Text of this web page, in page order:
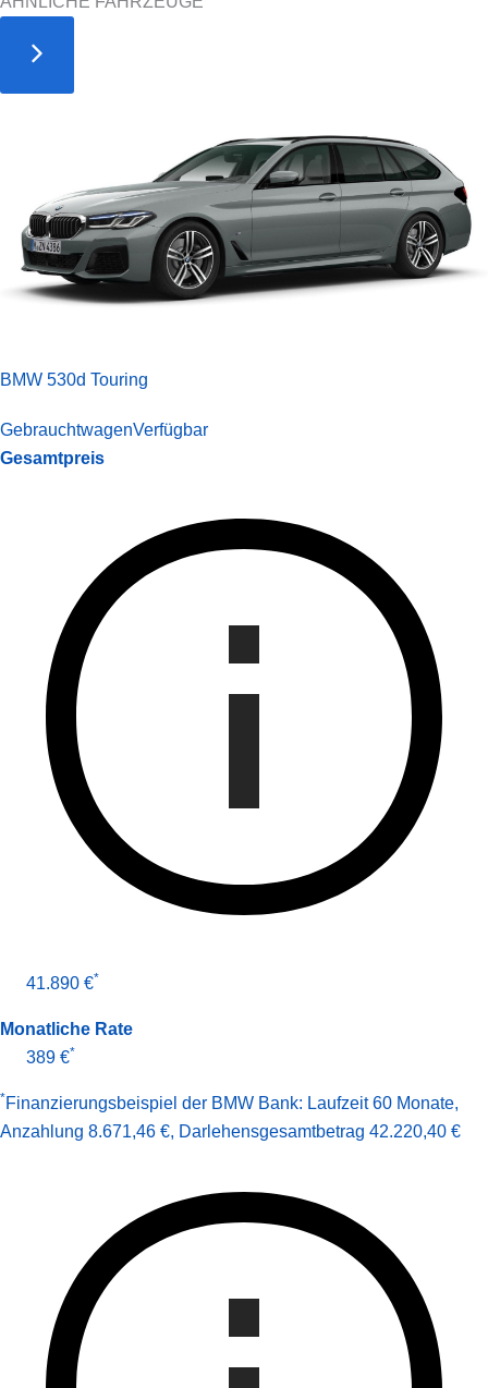
BMW 530d Touring
GebrauchtwagenVerfügbar
Gesamtpreis
41.890 €*
Monatliche Rate
389 €*
*Finanzierungsbeispiel der BMW Bank: Laufzeit 60 Monate,
Anzahlung 8.671,46 €, Darlehens­gesamt­betrag 42.220,40 €